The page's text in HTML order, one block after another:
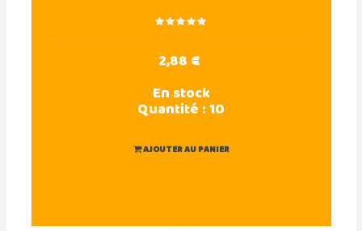
2,88 €
En stock
Quantité :10
AJOUTER AU PANIER